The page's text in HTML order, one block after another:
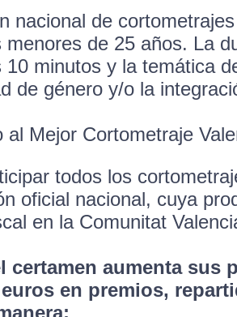
nacional de
menores de 25 años. La
10 minutos y la temática
de género y/o la
al Mejor Cortometraje
todos los
oficial nacional, cuya
en la Comunitat
certamen aumenta sus
en premios,